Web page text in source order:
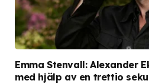
Emma Stenvall: Alexander
med hjälp av en trettio